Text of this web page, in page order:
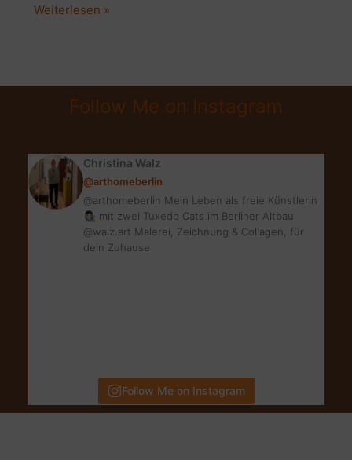
BADEZIMMER
BOHO-
ETHNO-
Weiterlesen »
Follow Me on Instagram
Christina Walz
@arthomeberlin
@arthomeberlin Mein Leben als freie Künstlerin
👩🏻‍🎨 mit zwei Tuxedo Cats im Berliner Altbau
@walz.art Malerei, Zeichnung & Collagen, für
dein Zuhause
Follow Me on Instagram